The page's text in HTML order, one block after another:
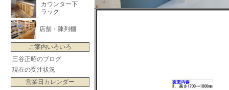
カウンター下
ラック
店舗・陳列棚
ご案内いろいろ
三谷正昭のブログ
現在の受注状況
営業日カレンダー